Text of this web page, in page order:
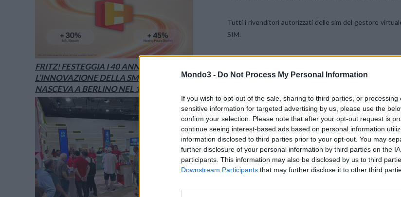
Mondo3 - Do Not Process My Personal Information
If you wish to opt-out of the sale, sharing to third parties, or processing
sensitive information for targeted advertising by us, please use the
confirm your selection. Please note that after your opt-out request is
continue seeing interest-based ads based on personal information
information disclosed to third parties prior to your opt-out. You may
further disclosure of your personal information by third parties on the
participants. This information may also be disclosed by us to third
Downstream Participants that may further disclose it to other third
Tutti i rivenditori autorizzati delle sim del gestore
SIM.
Ilsubentroè strettamente vincolato al rispetto delle
MONDO3 SU TELEGRAM|MONDO3 SU INSTAGRAM
FRITZ! FESTEGGIA I 40 ANNI:
L’INNOVAZIONE DELLA SMART HOME
NASCEVA A BERLINO NEL 1986